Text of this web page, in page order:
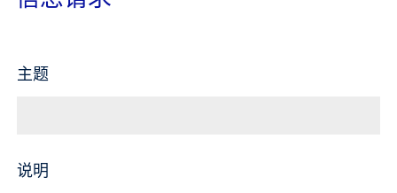
主题
说明